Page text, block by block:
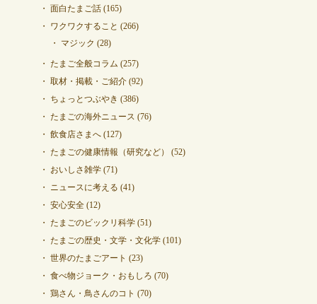
面白たまご話(165)
ワクワクすること (266)
マジック (28)
たまご全般コラム (257)
取材・掲載・ご紹介(92)
ちょっとつぶやき (386)
たまごの海外ニュース (76)
飲食店さまへ(127)
たまごの健康情報（研究など）
(52)
おいしさ雑学(71)
ニュースに考える (41)
安心安全(12)
たまごのビックリ科学(51)
たまごの歴史・文学・文化学(101)
世界のたまごアート (23)
食べ物ジョーク・おもしろ (70)
鶏さん・鳥さんのコト (70)